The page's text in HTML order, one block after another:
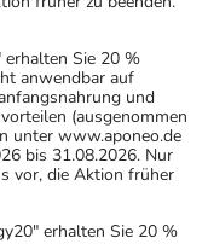
Sie 20 %
anwendbar auf
und
(ausgenommen
unter www.aponeo.de
bis 31.08.2026. Nur
vor, die Aktion früher
erhalten Sie 20 %